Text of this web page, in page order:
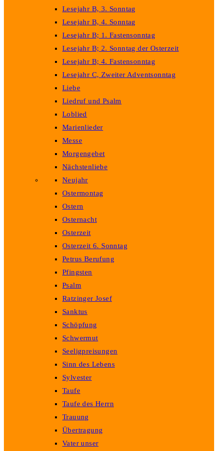
Lesejahr B, 3. Sonntag
Lesejahr B, 4. Sonntag
Lesejahr B; 1. Fastensonntag
Lesejahr B; 2. Sonntag der Osterzeit
Lesejahr B; 4. Fastensonntag
Lesejahr C, Zweiter Adventsonntag
Liebe
Liedruf und Psalm
Loblied
Marienlieder
Messe
Morgengebet
Nächstenliebe
Neujahr
Ostermontag
Ostern
Osternacht
Osterzeit
Osterzeit 6. Sonntag
Petrus Berufung
Pfingsten
Psalm
Ratzinger Josef
Sanktus
Schöpfung
Schwermut
Seeligpreisungen
Sinn des Lebens
Sylvester
Taufe
Taufe des Herrn
Trauung
Übertragung
Vater unser